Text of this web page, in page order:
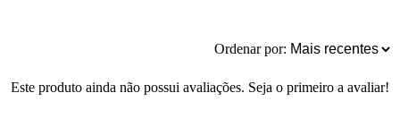
Ordenar por:
Este produto ainda não possui avaliações. Seja o primeiro a avaliar!